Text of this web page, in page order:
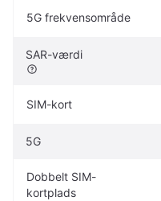
5G frekvensområde
SAR-værdi
SIM-kort
5G
Dobbelt SIM-
kortplads